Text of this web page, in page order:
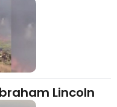
Lincoln